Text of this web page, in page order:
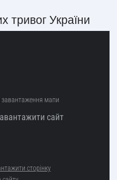
тривог України